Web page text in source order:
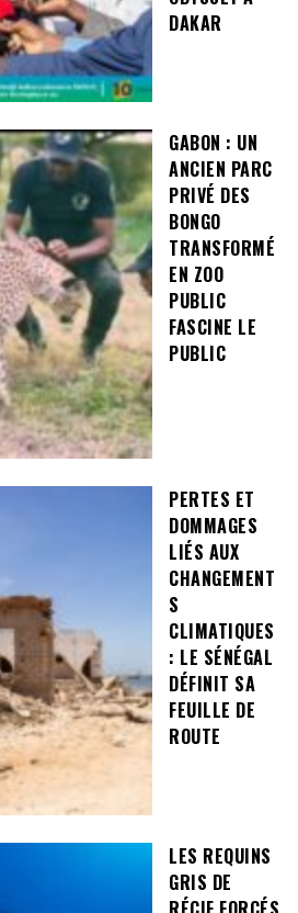
DAKAR
GABON : UN
ANCIEN PARC
PRIVÉ DES
BONGO
TRANSFORMÉ
EN ZOO
PUBLIC
FASCINE LE
PUBLIC
PERTES ET
DOMMAGES
LIÉS AUX
CHANGEMENT
S
CLIMATIQUES
: LE SÉNÉGAL
DÉFINIT SA
FEUILLE DE
ROUTE
LES REQUINS
GRIS DE